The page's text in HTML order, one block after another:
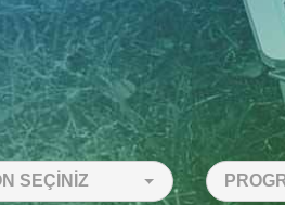
SEÇINIZ